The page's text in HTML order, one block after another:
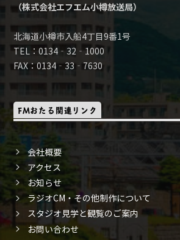
（株式会社エフエム小樽放送局）
北海道小樽市入船4丁目9番1号
TEL：0134‐32‐1000
FAX：0134‐33‐7630
FMおたる関連リンク
会社概要
アクセス
お知らせ
ラジオCM・その他制作について
スタジオ見学と観覧のご案内
お問い合わせ